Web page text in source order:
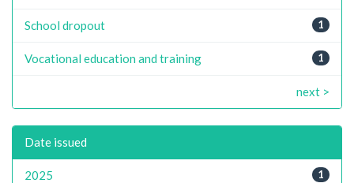
1
School dropout
1
Vocational education and training
next >
Date issued
1
2025